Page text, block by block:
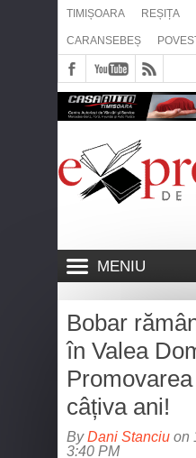
TIMIȘOARA REȘIȚA
CARANSEBEȘ
MENIU
Bobar
în Valea
câțiva ani!
ByDani Stanciu on
3:40 PM